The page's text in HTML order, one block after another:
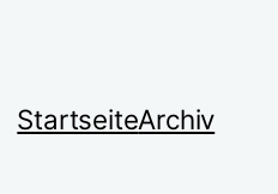
StartseiteArchiv